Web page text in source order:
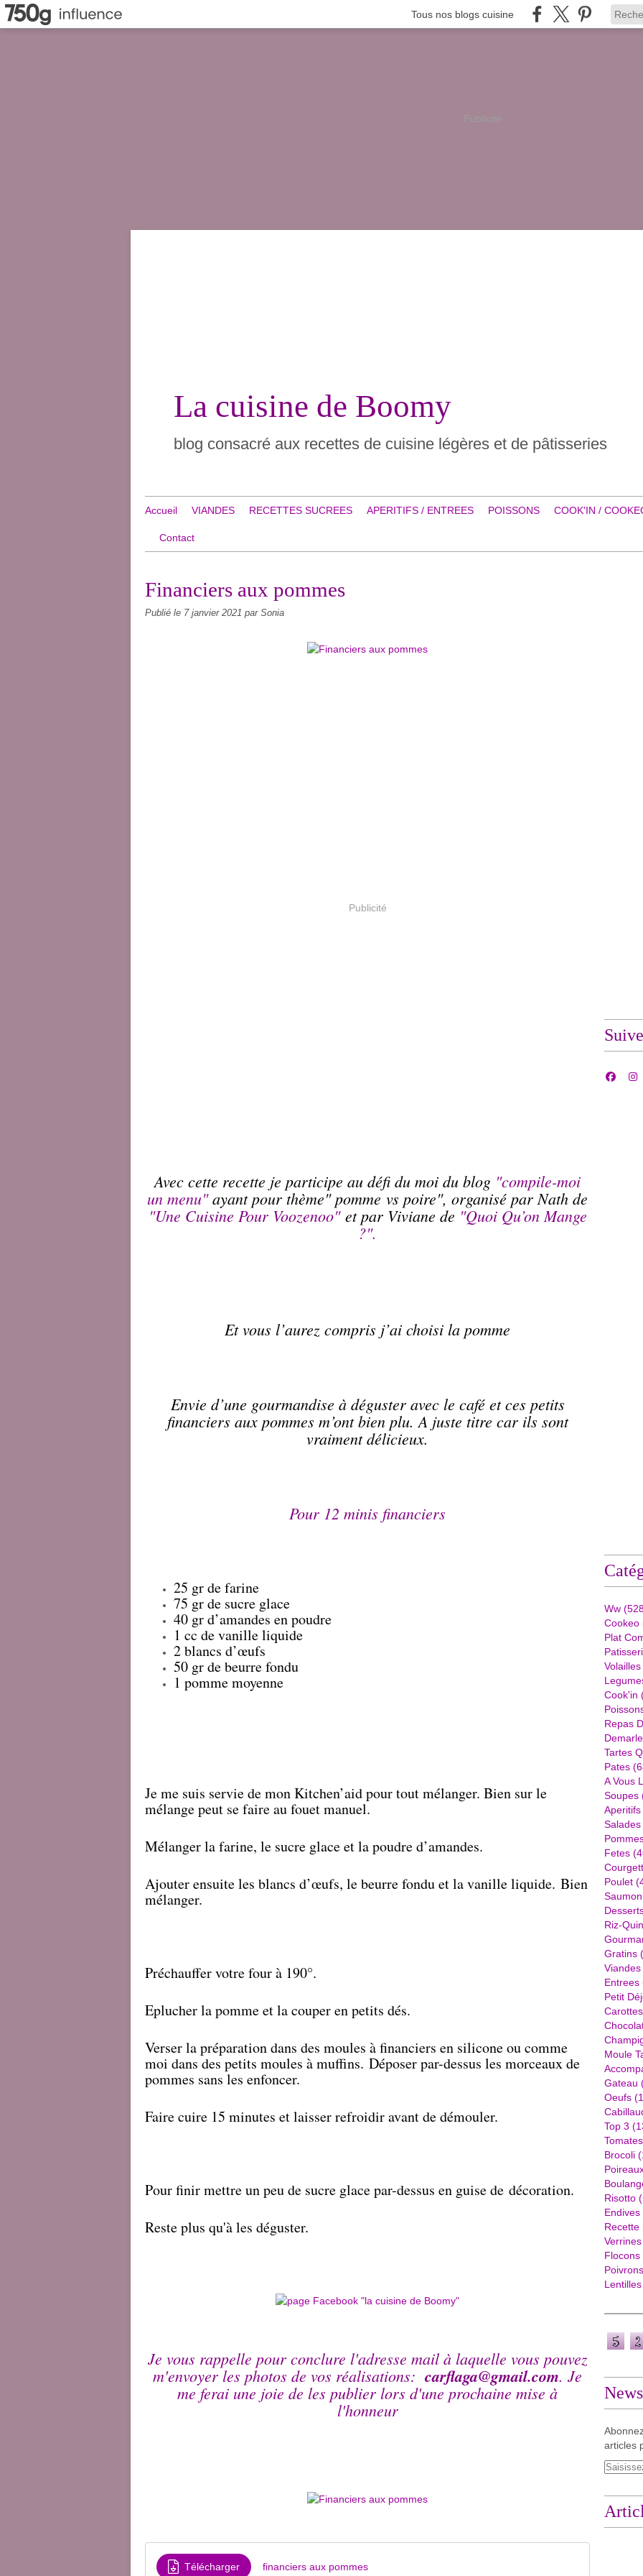
Tous nos blogs cuisine
Publicité
La cuisine de Boomy
blog consacré aux recettes de cuisine légères et de pâtisseries
Accueil VIANDES RECETTES SUCREES APERITIFS / ENTREES POISSONS COOK'IN /
Contact
Financiers aux pommes
Publié le 7 janvier 2021 par Sonia
Publicité
Avec cette recette je participe au défi du moi du blog "compile-moi
un menu"ayant pour thème" pomme vs poire", organisé par Nath de
"Une Cuisine Pour Voozenoo" et par Viviane de "Quoi Qu’on Mange
?".
Et vous l’aurez compris j’ai choisi la pomme
Envie d’une gourmandise à déguster avec le café et ces petits
financiers aux pommes m’ont bien plu. A juste titre car ils sont
vraiment délicieux.
Pour 12 minis financiers
25 gr de farine
75 gr de sucre glace
40 gr d’amandes en poudre
1 cc de vanille liquide
2 blancs d’œufs
50 gr de beurre fondu
1 pomme moyenne
Je me suis servie de mon Kitchen’aid pour tout mélanger. Bien sur le
mélange peut se faire au fouet manuel.
Mélanger la farine, le sucre glace et la poudre d’amandes.
Ajouter ensuite les blancs d’œufs, le beurre fondu et la vanille liquide. Bien
mélanger.
Préchauffer votre four à 190°.
Eplucher la pomme et la couper en petits dés.
Verser la préparation dans des moules à financiers en silicone ou comme
moi dans des petits moules à muffins. Déposer par-dessus les morceaux de
pommes sans les enfoncer.
Faire cuire 15 minutes et laisser refroidir avant de démouler.
Pour finir mettre un peu de sucre glace par-dessus en guise de décoration.
Reste plus qu'à les déguster.
Je vous rappelle pour conclure l'adresse mail à laquelle vous pouvez
m'envoyer les photos de vos réalisations: carflaga@gmail.com. Je
me ferai une joie de les publier lors d'une prochaine mise à
l'honneur
Télécharger financiers aux pommes
Ww
Cookeo
Plat
Volailles
Cook'in
Repas
Demarle
Tartes
Pates
A Vous
Soupes
Aperitifs
Salades
Fetes
Poulet
Saumon
Riz-
Gratins
Viandes
Entrees
Petit
Carottes
Moule
Gateau
Oeufs
Top 3
Tomates
Brocoli
Risotto
Endives
Recette
Verrines
Flocons
Poivrons
Lentilles
articles